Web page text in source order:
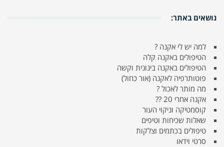
נושאים באתר:
למה יש לי אקנה ?
הטיפולים באקנה קלה
הטיפולים באקנה בינונית וקשה
פוטותרפיה לאקנה (אור כחול)
מה מותר לאכול ?
אקנה אחרי 20 ??
קוסמטיקה וניקוי העור
שאלות שכיחות וטיפים
טיפולים בכתמים וצלקות
סרטי וידאו